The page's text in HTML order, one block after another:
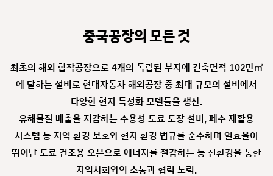
중국공장의 모든 것
최초의 해외 합작공장으로 4개의 독립된 부지에 건축면적 102만㎡
에 달하는 설비로 현대자동차 해외공장 중 최대 규모의 설비에서
다양한 현지 특성화 모델들을 생산.
유해물질 배출을 저감하는 수용성 도료 도장 설비, 폐수 재활용
시스템 등 지역 환경 보호와 현지 환경 법규를 준수하며 열효율이
뛰어난 도료 건조용 오븐으로 에너지를 절감하는 등 친환경을 통한
지역사회와의 소통과 협력 노력.